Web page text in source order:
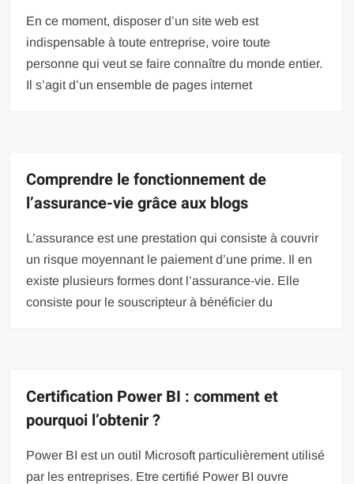
En ce moment, disposer d’un site web est
indispensable à toute entreprise, voire toute
personne qui veut se faire connaître du monde entier.
Il s’agit d’un ensemble de pages internet
Comprendre le fonctionnement de
l’assurance-vie grâce aux blogs
L’assurance est une prestation qui consiste à couvrir
un risque moyennant le paiement d’une prime. Il en
existe plusieurs formes dont l’assurance-vie. Elle
consiste pour le souscripteur à bénéficier du
Certification Power BI : comment et
pourquoi l’obtenir ?
Power BI est un outil Microsoft particulièrement utilisé
par les entreprises. Etre certifié Power BI ouvre